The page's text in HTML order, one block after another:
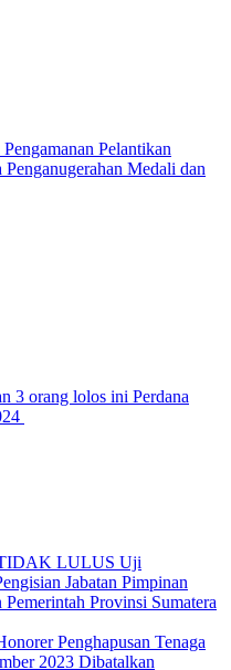
Pelantikan
Medali dan
3 orang lolos ini Perdana
TIDAK LULUS Uji
Jabatan Pimpinan
Provinsi Sumatera
Penghapusan Tenaga
2023 Dibatalkan